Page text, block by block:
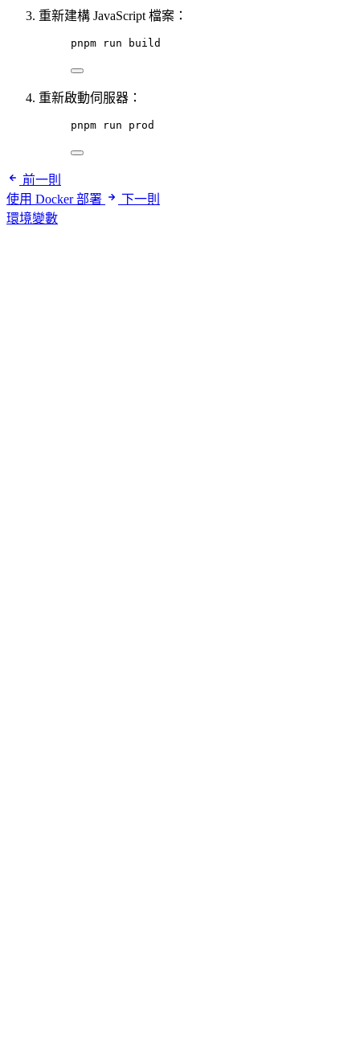
重新建構 JavaScript 檔案：
pnpm run build
重新啟動伺服器：
pnpm run prod
前一則
使用 Docker 部署
下一則
環境變數